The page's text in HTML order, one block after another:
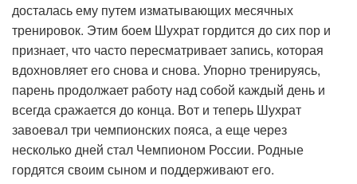
досталась ему путем изматывающих месячных
тренировок. Этим боем Шухрат гордится до сих пор и
признает, что часто пересматривает запись, которая
вдохновляет его снова и снова. Упорно тренируясь,
парень продолжает работу над собой каждый день и
всегда сражается до конца. Вот и теперь Шухрат
завоевал три чемпионских пояса, а еще через
несколько дней стал Чемпионом России. Родные
гордятся своим сыном и поддерживают его.